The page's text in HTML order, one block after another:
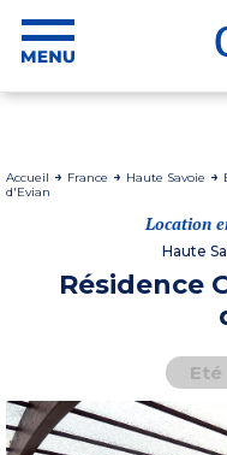
Accueil France Haute Savoie
d'Evian
Location
Haute
Résidence
Eté